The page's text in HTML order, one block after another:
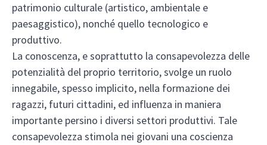
patrimonio culturale (artistico, ambientale e
paesaggistico), nonché quello tecnologico e
produttivo.
La conoscenza, e soprattutto la consapevolezza delle
potenzialità del proprio territorio, svolge un ruolo
innegabile, spesso implicito, nella formazione dei
ragazzi, futuri cittadini, ed influenza in maniera
importante persino i diversi settori produttivi. Tale
consapevolezza stimola nei giovani una coscienza